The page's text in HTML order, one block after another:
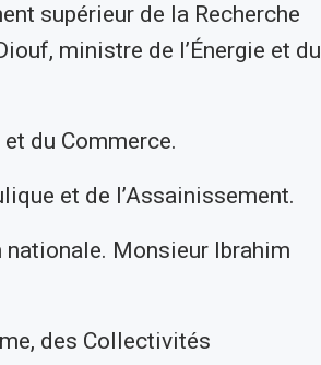
supérieur de la Recherche
ministre de l’Énergie et du
du Commerce.
et de l’Assainissement.
nationale. Monsieur Ibrahim
des Collectivités